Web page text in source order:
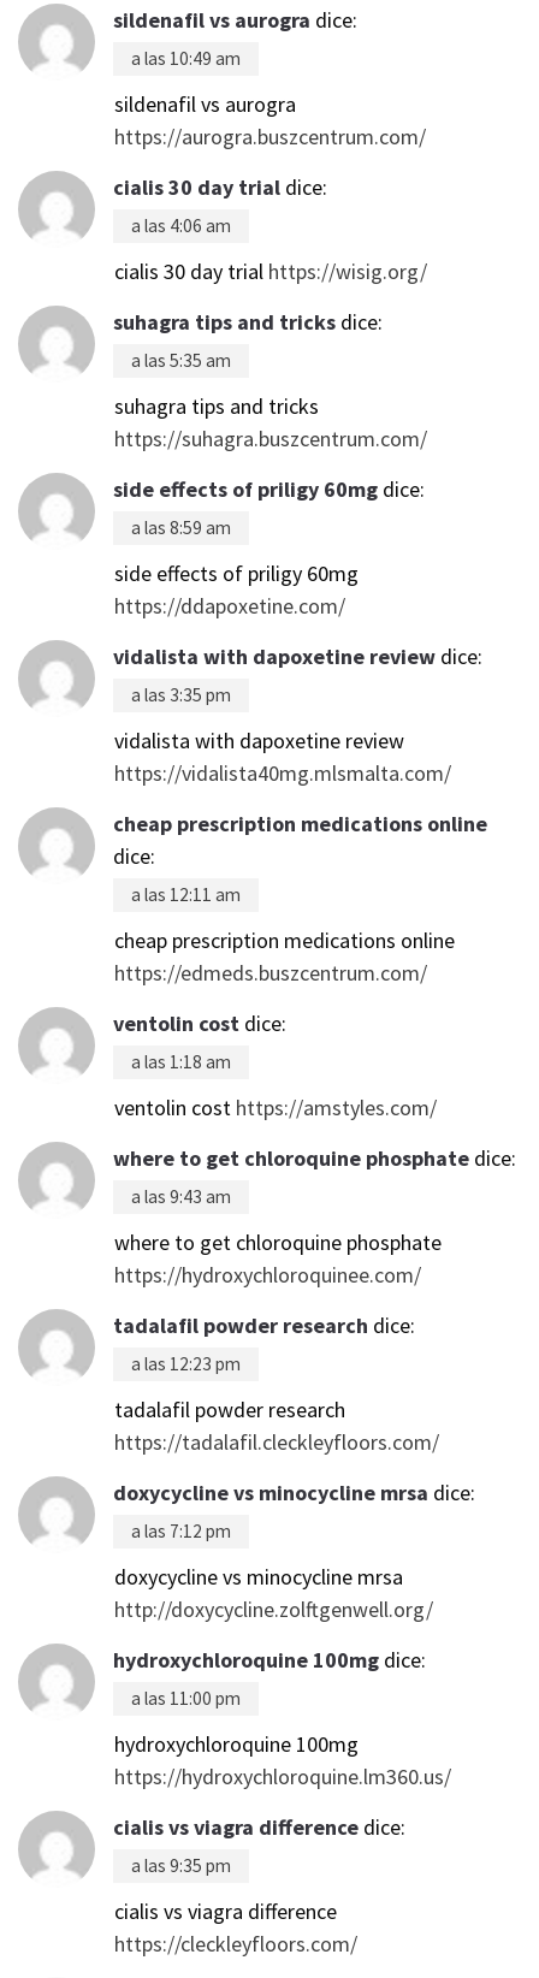
sildenafil vs aurogra dice:
a las 10:49 am
sildenafil vs aurogra
https://aurogra.buszcentrum.com/
cialis 30 day trial dice:
a las 4:06 am
cialis 30 day trial https://wisig.org/
suhagra tips and tricks dice:
a las 5:35 am
suhagra tips and tricks
https://suhagra.buszcentrum.com/
side effects of priligy 60mg dice:
a las 8:59 am
side effects of priligy 60mg
https://ddapoxetine.com/
vidalista with dapoxetine review dice:
a las 3:35 pm
vidalista with dapoxetine review
https://vidalista40mg.mlsmalta.com/
cheap prescription medications online
dice:
a las 12:11 am
cheap prescription medications online
https://edmeds.buszcentrum.com/
ventolin cost dice:
a las 1:18 am
ventolin cost https://amstyles.com/
where to get chloroquine phosphate dice:
a las 9:43 am
where to get chloroquine phosphate
https://hydroxychloroquinee.com/
tadalafil powder research dice:
a las 12:23 pm
tadalafil powder research
https://tadalafil.cleckleyfloors.com/
doxycycline vs minocycline mrsa dice:
a las 7:12 pm
doxycycline vs minocycline mrsa
http://doxycycline.zolftgenwell.org/
hydroxychloroquine 100mg dice:
a las 11:00 pm
hydroxychloroquine 100mg
https://hydroxychloroquine.lm360.us/
cialis vs viagra difference dice:
a las 9:35 pm
cialis vs viagra difference
https://cleckleyfloors.com/